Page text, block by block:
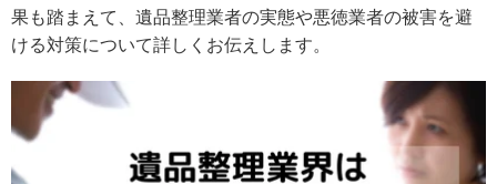
果も踏まえて、遺品整理業者の実態や悪徳業者の被害を避
ける対策について詳しくお伝えします。